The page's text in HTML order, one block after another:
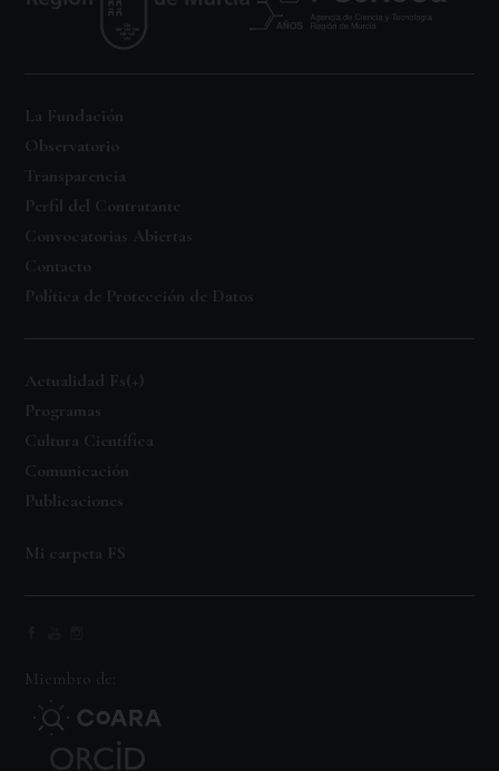
La Fundación
Observatorio
Transparencia
Perfil del Contratante
Convocatorias Abiertas
Contacto
Política de Protección de Datos
Actualidad Fs(+)
Programas
Cultura Científica
Comunicación
Publicaciones
Mi carpeta FS
Miembro de: